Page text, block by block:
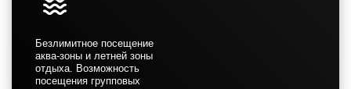
Безлимитное посещение
аква-зоны и летней зоны
отдыха. Возможность
посещения групповых